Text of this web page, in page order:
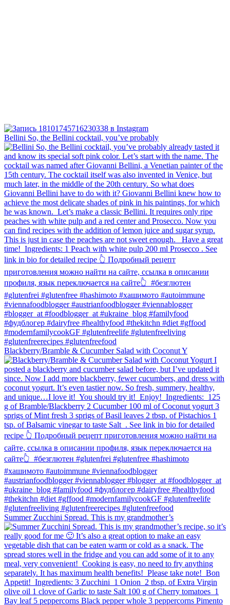
Bellini⁠ So, the Bellini cocktail, you’ve probably
Blackberry/Bramble & Cucumber Salad with Coconut Y
Summer Zucchini Spread.⁠ This is my grandmother’s